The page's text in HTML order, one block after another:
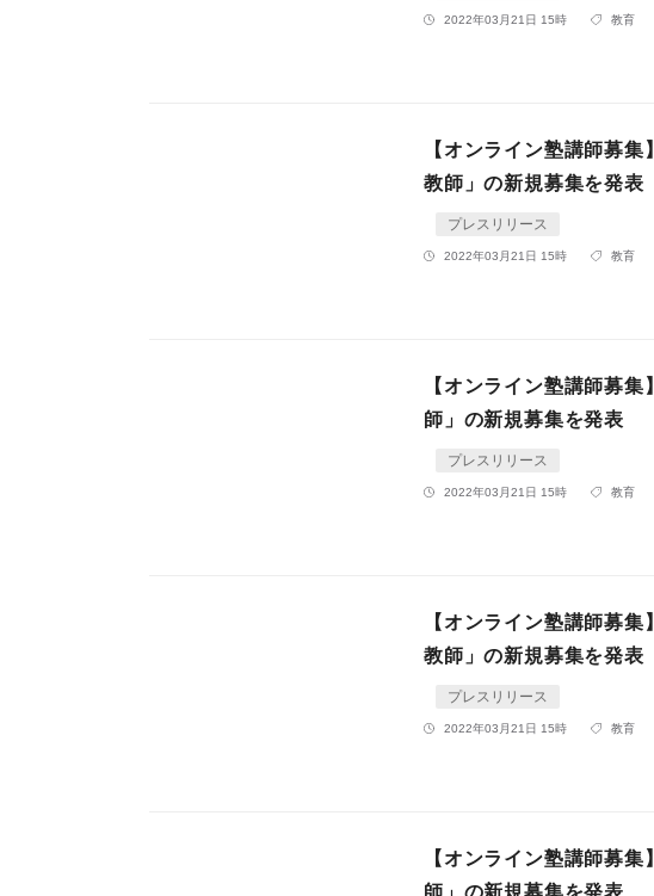
2022年03月21日 15時 教育
【オンライン塾講師募
教師」の新規募集を発表
プレスリリース
2022年03月21日 15時 教育
【オンライン塾講師募
師」の新規募集を発表
プレスリリース
2022年03月21日 15時 教育
【オンライン塾講師募
教師」の新規募集を発表
プレスリリース
2022年03月21日 15時 教育
【オンライン塾講師募
師」の新規募集を発表